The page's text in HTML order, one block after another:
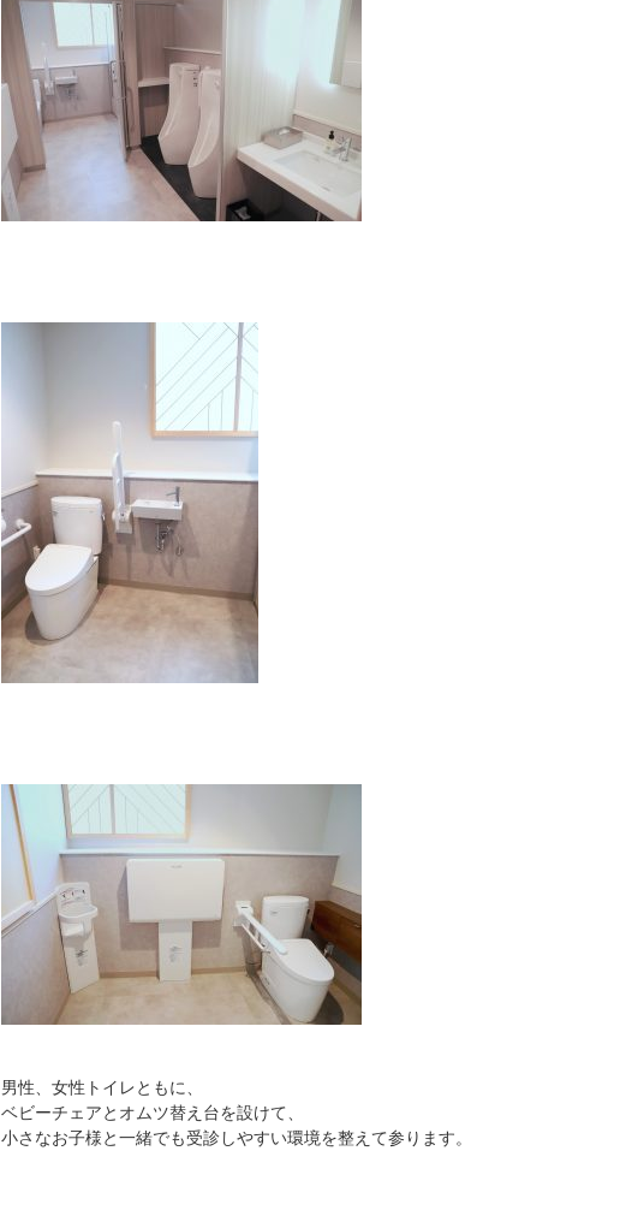
男性、女性トイレともに、
ベビーチェアとオムツ替え台を設けて、
小さなお子様と一緒でも受診しやすい環境を整えて参ります。